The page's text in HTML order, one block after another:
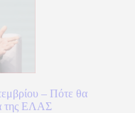
– Πότε θα
της ΕΛΑΣ